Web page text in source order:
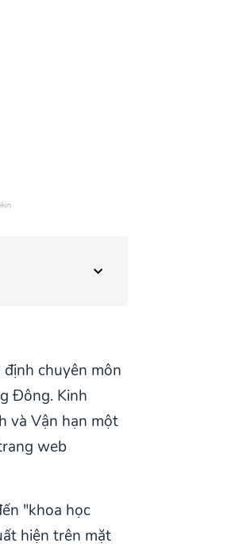
chuyên môn
Đông. Kinh
và Vận hạn một
web
"khoa học
hiện trên mặt